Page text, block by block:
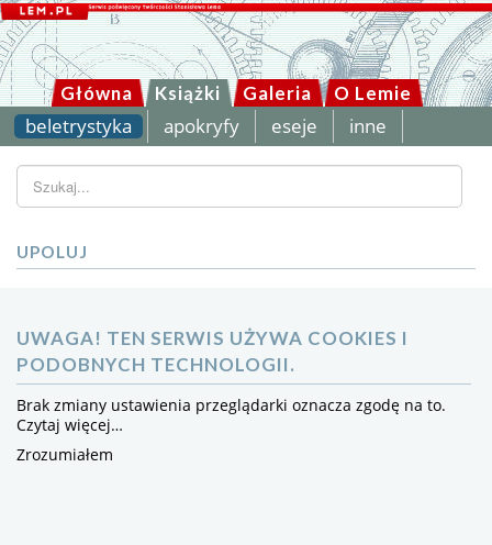
Główna Książki Galeria O Lemie
beletrystyka apokryfy eseje inne
Szukaj...
UPOLUJ
UWAGA! TEN SERWIS UŻYWA COOKIES I
PODOBNYCH TECHNOLOGII.
Brak zmiany ustawienia przeglądarki oznacza zgodę na to.
Czytaj więcej…
Zrozumiałem